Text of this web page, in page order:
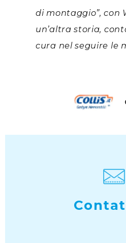
di montaggio”, con
un’altra storia,
cura nel seguire le